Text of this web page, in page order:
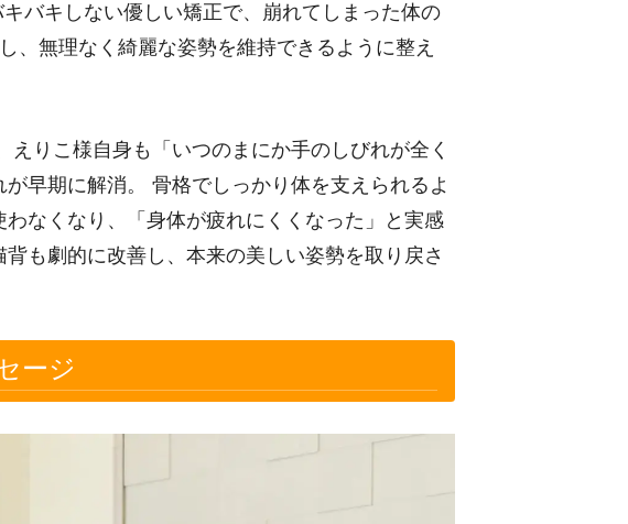
キバキしない優しい矯正で、崩れてしまった体の
、無理なく綺麗な姿勢を維持できるように整え
えりこ様自身も「いつのまにか手のしびれが全く
早期に解消。 骨格でしっかり体を支えられるよ
なくなり、「身体が疲れにくくなった」と実感
も劇的に改善し、本来の美しい姿勢を取り戻さ
ージ